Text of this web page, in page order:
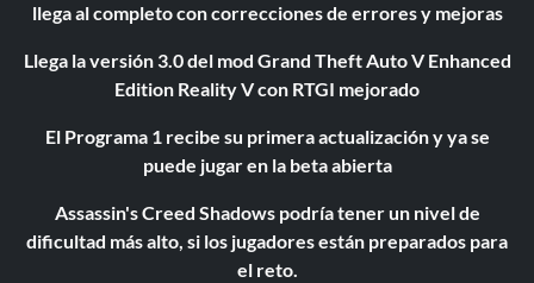
llega al completo con correcciones de errores y mejoras
Llega la versión 3.0 del mod Grand Theft Auto V Enhanced
Edition Reality V con RTGI mejorado
El Programa 1 recibe su primera actualización y ya se
puede jugar en la beta abierta
Assassin's Creed Shadows podría tener un nivel de
dificultad más alto, si los jugadores están preparados para
el reto.